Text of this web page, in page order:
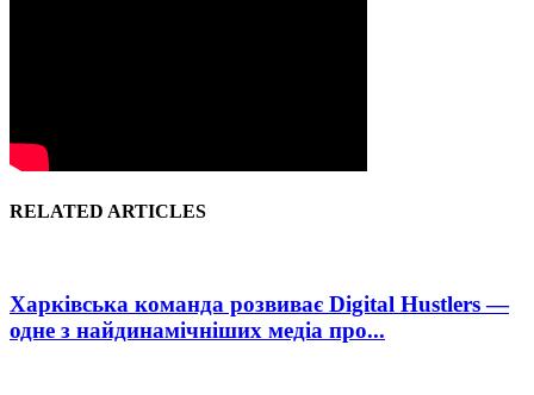
RELATED ARTICLES
Харківська команда розвиває Digital Hustlers —
одне з найдинамічніших медіа про...